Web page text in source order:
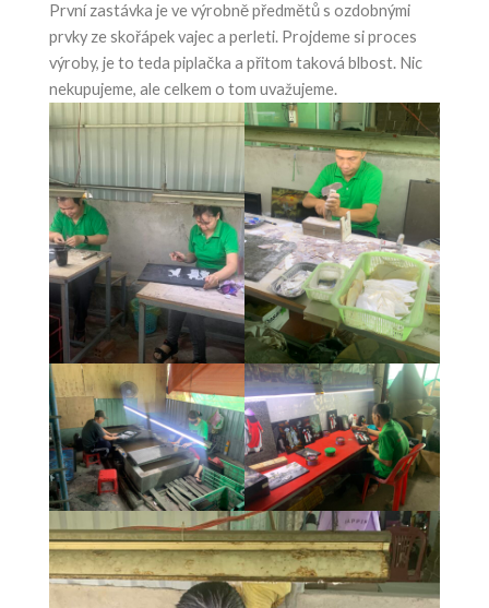
První zastávka je ve výrobně předmětů s ozdobnými
prvky ze skořápek vajec a perleti. Projdeme si proces
výroby, je to teda piplačka a přitom taková blbost. Nic
nekupujeme, ale celkem o tom uvažujeme.